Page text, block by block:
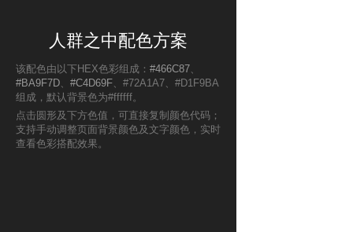
人群之中配色方案
该配色由以下HEX色彩组成： #466C87、
#BA9F7D、 #C4D69F、#72A1A7、#D1F9BA
组成，默认背景色为#ffffff。
点击圆形及下方色值，可直接复制颜色代码；
支持手动调整页面背景颜色及文字颜色，实时
查看色彩搭配效果。